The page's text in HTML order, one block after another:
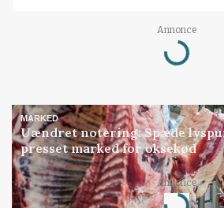
Annonce
Loading...
MARKED
Uændret notering: Spæde
presset marked for oksekød
Annonce
Loading...